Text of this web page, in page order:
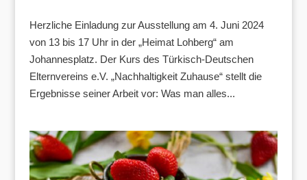
Herzliche Einladung zur Ausstellung am 4. Juni 2024
von 13 bis 17 Uhr in der „Heimat Lohberg“ am
Johannesplatz. Der Kurs des Türkisch-Deutschen
Elternvereins e.V. „Nachhaltigkeit Zuhause“ stellt die
Ergebnisse seiner Arbeit vor: Was man alles...